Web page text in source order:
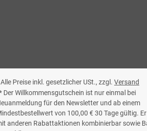
Preise inkl. gesetzlicher USt., zzgl. Versand
Der Willkommensgutschein ist nur einmal bei
für den Newsletter und ab einem
von 100,00 € 30 Tage gültig.
anderen Rabattaktionen kombinierbar sowie